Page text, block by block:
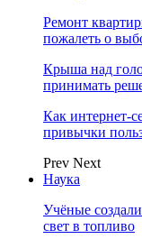
Ремонт
пожалеть о
Крыша над
принимать
Как интернет-
привычки
Prev Next
Наука
Учёные
свет в топливо